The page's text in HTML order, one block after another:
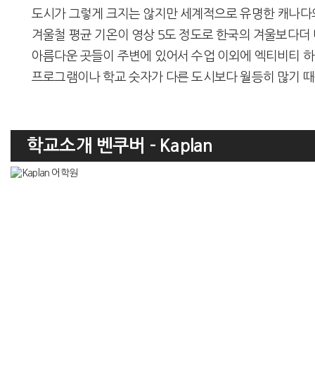
도시가 그렇게 크지는 않지만 세계적으로 유명한 캐나
겨울철 평균 기온이 영상 5도 정도로 한국의 겨울보다
아름다운 곳들이 주변에 있어서 수업 이외에 엑티비티
프로그램이나 학교 숫자가 다른 도시보다 월등히 많기
학교소개 벤쿠버 - Kaplan